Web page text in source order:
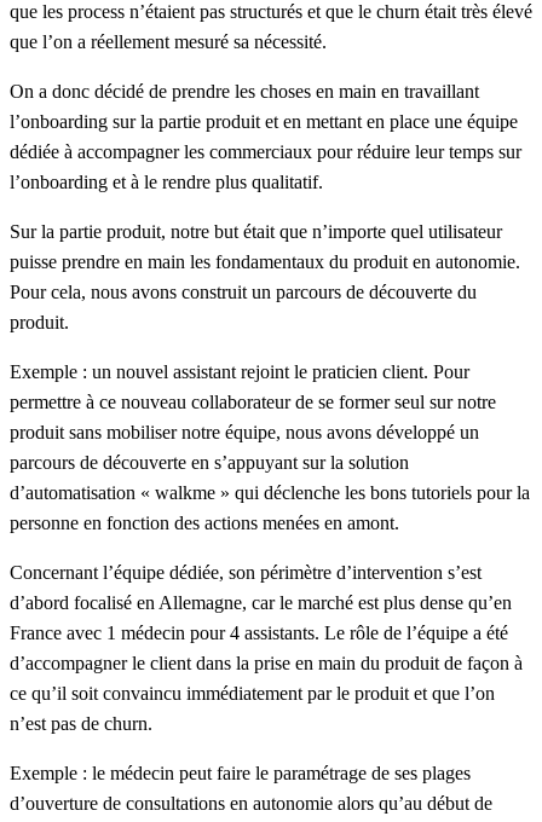
que les process n’étaient pas structurés et que le churn était très élevé
que l’on a réellement mesuré sa nécessité.
On a donc décidé de prendre les choses en main en travaillant
l’onboarding sur la partie produit et en mettant en place une équipe
dédiée à accompagner les commerciaux pour réduire leur temps sur
l’onboarding et à le rendre plus qualitatif.
Sur la partie produit, notre but était que n’importe quel utilisateur
puisse prendre en main les fondamentaux du produit en autonomie.
Pour cela, nous avons construit un parcours de découverte du
produit.
Exemple : un nouvel assistant rejoint le praticien client. Pour
permettre à ce nouveau collaborateur de se former seul sur notre
produit sans mobiliser notre équipe, nous avons développé un
parcours de découverte en s’appuyant sur la solution
d’automatisation « walkme » qui déclenche les bons tutoriels pour la
personne en fonction des actions menées en amont.
Concernant l’équipe dédiée, son périmètre d’intervention s’est
d’abord focalisé en Allemagne, car le marché est plus dense qu’en
France avec 1 médecin pour 4 assistants. Le rôle de l’équipe a été
d’accompagner le client dans la prise en main du produit de façon à
ce qu’il soit convaincu immédiatement par le produit et que l’on
n’est pas de churn.
Exemple : le médecin peut faire le paramétrage de ses plages
d’ouverture de consultations en autonomie alors qu’au début de